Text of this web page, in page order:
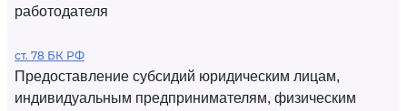
работодателя
ст. 78 БК РФ
Предоставление субсидий юридическим лицам,
индивидуальным предпринимателям, физическим